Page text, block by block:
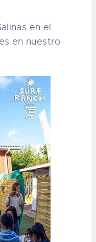
en el
en nuestro